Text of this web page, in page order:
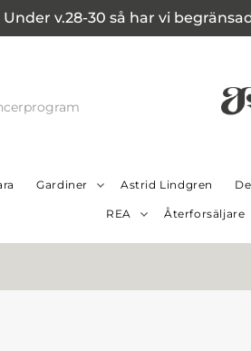
Under v.28-30 så har vi
Gardiner Astrid Lindgren
REA Återforsäljare